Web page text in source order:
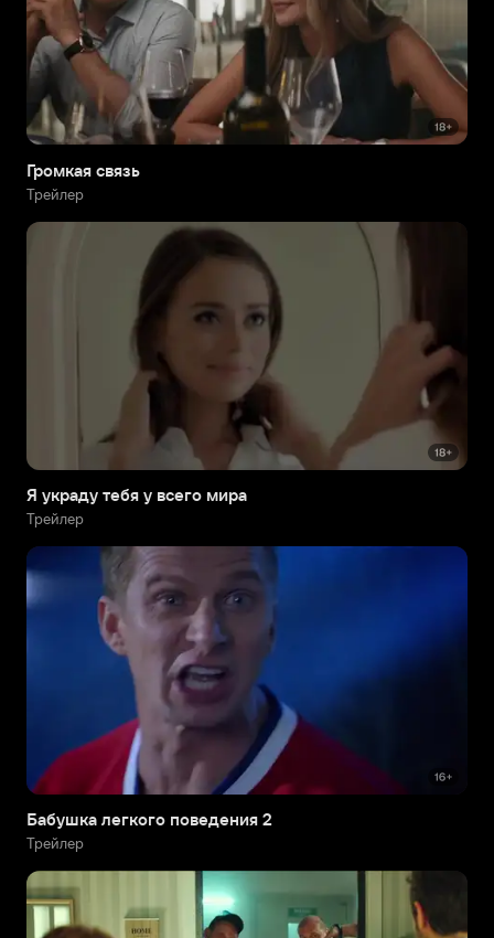
Громкая связь
Трейлер
Я украду тебя у всего мира
Трейлер
Бабушка легкого поведения 2
Трейлер